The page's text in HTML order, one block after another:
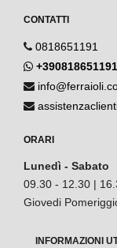
CONTATTI
0818651191
+390818651191
ORARI
Lunedì - Sabato
09.30 - 12.30 |
Giovedi
INFORMAZIONI